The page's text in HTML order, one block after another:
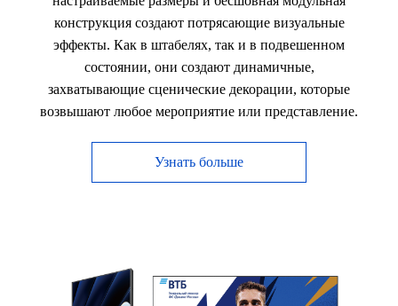
конструкция создают потрясающие визуальные
эффекты. Как в штабелях, так и в подвешенном
состоянии, они создают динамичные,
захватывающие сценические декорации, которые
возвышают любое мероприятие или представление.
Узнать больше